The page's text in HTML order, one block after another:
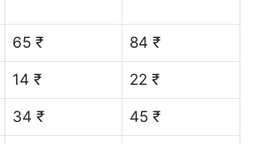
65 ₹ 84 ₹
14 ₹ 22 ₹
34 ₹ 45 ₹